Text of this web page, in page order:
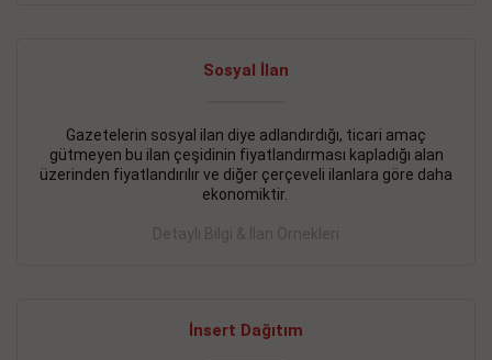
Sosyal İlan
Gazetelerin sosyal ilan diye adlandırdığı, ticari amaç
gütmeyen bu ilan çeşidinin fiyatlandırması kapladığı alan
üzerinden fiyatlandırılır ve diğer çerçeveli ilanlara göre daha
ekonomiktir.
Detaylı Bilgi & İlan Örnekleri
İnsert Dağıtım
İŞYERİ KİRALIK İlanı - 11.09.2018
BEYLİKDÜZÜ Kavaklıda 4 katlı bina